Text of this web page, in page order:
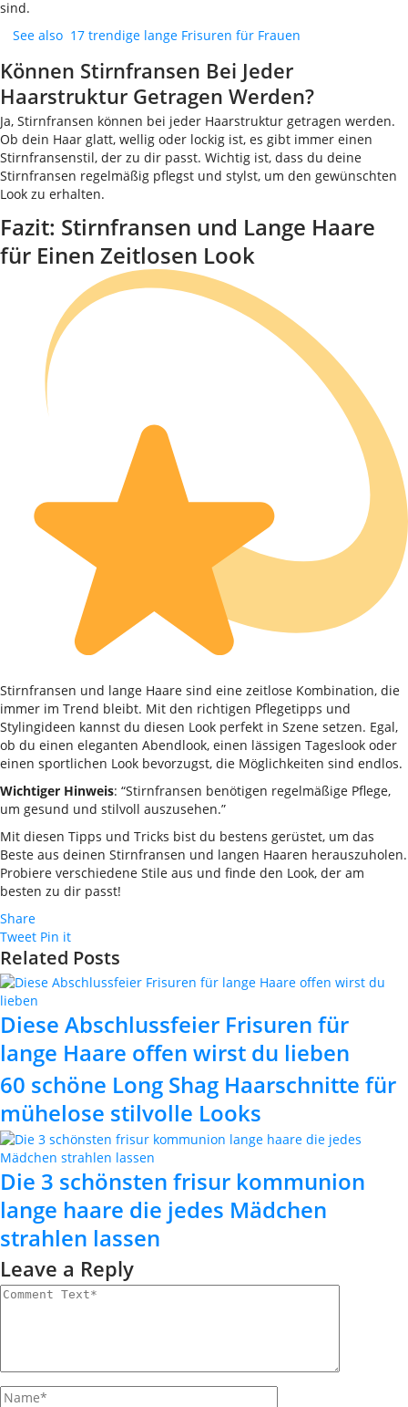
sind.
See also 17 trendige lange Frisuren für Frauen
Können Stirnfransen Bei Jeder
Haarstruktur Getragen Werden?
Ja, Stirnfransen können bei jeder Haarstruktur getragen werden.
Ob dein Haar glatt, wellig oder lockig ist, es gibt immer einen
Stirnfransenstil, der zu dir passt. Wichtig ist, dass du deine
Stirnfransen regelmäßig pflegst und stylst, um den gewünschten
Look zu erhalten.
Fazit: Stirnfransen und Lange Haare
für Einen Zeitlosen Look
Stirnfransen und lange Haare sind eine zeitlose Kombination, die
immer im Trend bleibt. Mit den richtigen Pflegetipps und
Stylingideen kannst du diesen Look perfekt in Szene setzen. Egal,
ob du einen eleganten Abendlook, einen lässigen Tageslook oder
einen sportlichen Look bevorzugst, die Möglichkeiten sind endlos.
Wichtiger Hinweis: “Stirnfransen benötigen regelmäßige Pflege,
um gesund und stilvoll auszusehen.”
Mit diesen Tipps und Tricks bist du bestens gerüstet, um das
Beste aus deinen Stirnfransen und langen Haaren herauszuholen.
Probiere verschiedene Stile aus und finde den Look, der am
besten zu dir passt!
Share
Tweet Pin it
Related Posts
Diese Abschlussfeier Frisuren für
lange Haare offen wirst du lieben
60 schöne Long Shag Haarschnitte für
mühelose stilvolle Looks
Die 3 schönsten frisur kommunion
lange haare die jedes Mädchen
strahlen lassen
Leave a Reply